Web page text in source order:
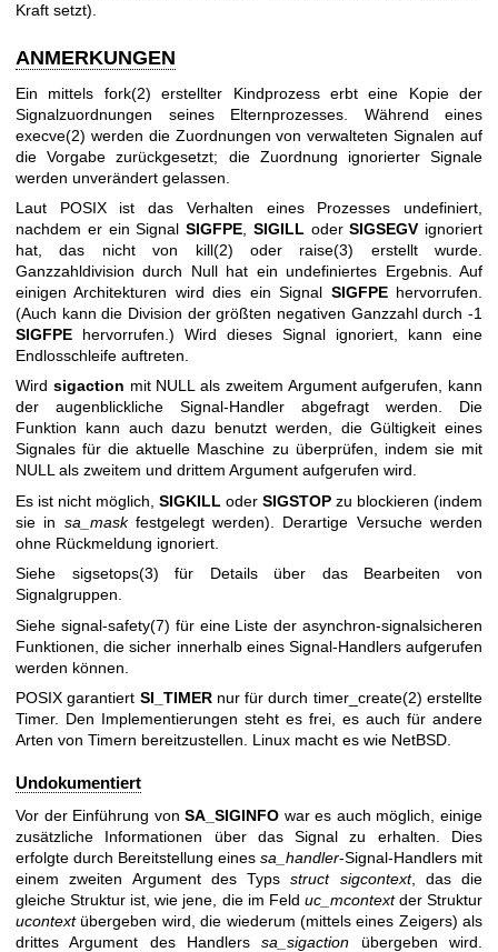
Kraft setzt).
ANMERKUNGEN
Ein mittels fork(2) erstellter Kindprozess erbt eine Kopie der
Signalzuordnungen seines Elternprozesses. Während eines
execve(2) werden die Zuordnungen von verwalteten Signalen auf
die Vorgabe zurückgesetzt; die Zuordnung ignorierter Signale
werden unverändert gelassen.
Laut POSIX ist das Verhalten eines Prozesses undefiniert,
nachdem er ein Signal SIGFPE SIGILL oderSIGSEGV ignoriert
hat, das nicht von kill(2) oder raise(3) erstellt wurde.
Ganzzahldivision durch Null hat ein undefiniertes Ergebnis. Auf
einigen Architekturen wird dies ein Signal SIGFPEhervorrufen.
(Auch kann die Division der größten negativen Ganzzahl durch -1
SIGFPE hervorrufen.) Wird dieses Signal ignoriert, kann eine
Endlosschleife auftreten.
Wird sigaction mit NULL als zweitem Argument aufgerufen, kann
der augenblickliche Signal-Handler abgefragt werden. Die
Funktion kann auch dazu benutzt werden, die Gültigkeit eines
Signales für die aktuelle Maschine zu überprüfen, indem sie mit
NULL als zweitem und drittem Argument aufgerufen wird.
Es ist nicht möglich, SIGKILL oder SIGSTOP zu blockieren (indem
sie in sa_maskfestgelegt werden). Derartige Versuche werden
ohne Rückmeldung ignoriert.
Siehe sigsetops(3) für Details über das Bearbeiten von
Signalgruppen.
Siehe signal-safety(7) für eine Liste der asynchron-signalsicheren
Funktionen, die sicher innerhalb eines Signal-Handlers aufgerufen
werden können.
POSIX garantiert SI_TIMERnur für durch timer_create(2) erstellte
Timer. Den Implementierungen steht es frei, es auch für andere
Arten von Timern bereitzustellen. Linux macht es wie NetBSD.
Undokumentiert
Vor der Einführung vonSA_SIGINFO war es auch möglich, einige
zusätzliche Informationen über das Signal zu erhalten. Dies
erfolgte durch Bereitstellung eines sa_handler-Signal-Handlers mit
einem zweiten Argument des Typsstruct sigcontext, das die
gleiche Struktur ist, wie jene, die im Feld uc_mcontextder Struktur
ucontextübergeben wird, die wiederum (mittels eines Zeigers) als
drittes Argument des Handlerssa_sigaction übergeben wird.